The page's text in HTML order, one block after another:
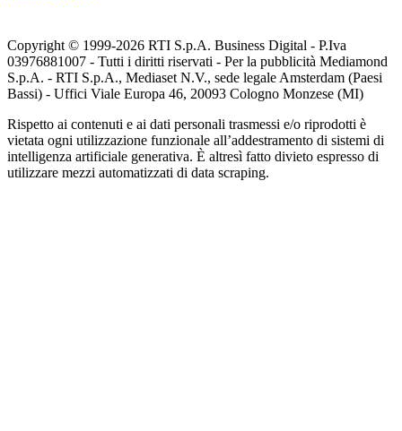
Copyright © 1999-2026 RTI S.p.A. Business Digital - P.Iva
03976881007 - Tutti i diritti riservati - Per la pubblicità Mediamond
S.p.A. - RTI S.p.A., Mediaset N.V., sede legale Amsterdam (Paesi
Bassi) - Uffici Viale Europa 46, 20093 Cologno Monzese (MI)
Rispetto ai contenuti e ai dati personali trasmessi e/o riprodotti è
vietata ogni utilizzazione funzionale all’addestramento di sistemi di
intelligenza artificiale generativa. È altresì fatto divieto espresso di
utilizzare mezzi automatizzati di data scraping.